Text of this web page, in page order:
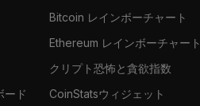
ード
Bitcoin レインボーチャート
Ethereum レインボーチャート
クリプト恐怖と貪欲指数
CoinStatsウィジェット